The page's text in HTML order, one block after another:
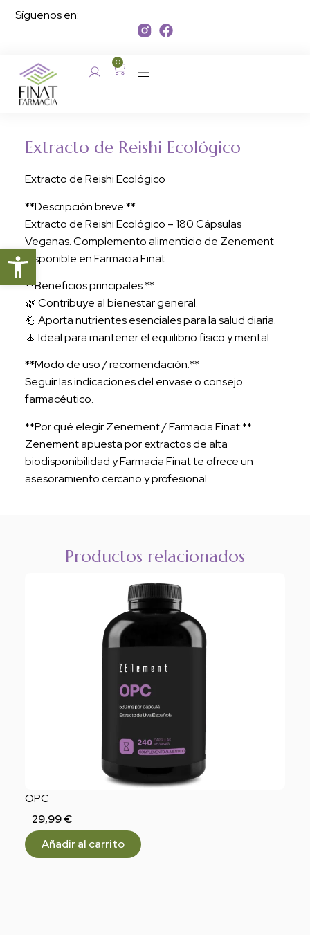
Abrir barra de herramientas
Síguenos en:
0
Extracto de Reishi Ecológico
Extracto de Reishi Ecológico
**Descripción breve:**
Extracto de Reishi Ecológico – 180 Cápsulas
Veganas. Complemento alimenticio de Zenement
disponible en Farmacia Finat.
**Beneficios principales:**
🌿 Contribuye al bienestar general.
💪 Aporta nutrientes esenciales para la salud diaria.
🧘 Ideal para mantener el equilibrio físico y mental.
**Modo de uso / recomendación:**
Seguir las indicaciones del envase o consejo
farmacéutico.
**Por qué elegir Zenement / Farmacia Finat:**
Zenement apuesta por extractos de alta
biodisponibilidad y Farmacia Finat te ofrece un
asesoramiento cercano y profesional.
Productos relacionados
OPC
29,99€
Añadir al carrito